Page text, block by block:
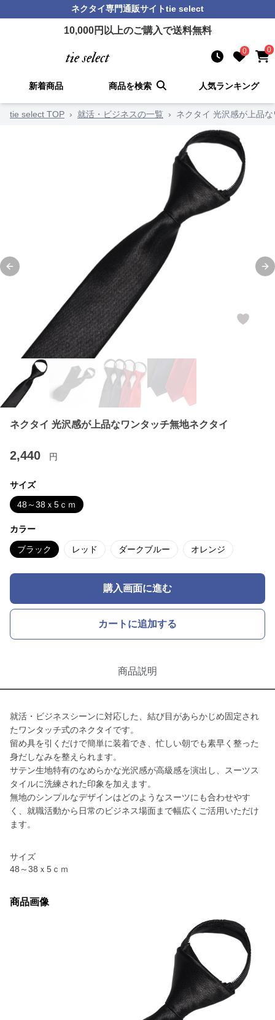
ネクタイ専門通販サイトtie select
10,000円以上のご購入で送料無料
0 0
新着商品 商品を検索 人気ランキング
tie select TOP › 就活・ビジネスの一覧 › ネクタイ 光沢感が上品
Previous slide
ネクタイ 光沢感が上品なワンタッチ無地ネクタイ
2,440 円
サイズ
48～38ｘ5ｃｍ
カラー
ブラック レッド ダークブルー オレンジ
購入画面に進む
カートに追加する
商品説明
就活・ビジネスシーンに対応した、結び目があらかじめ固定され
たワンタッチ式のネクタイです。
留め具を引くだけで簡単に装着でき、忙しい朝でも素早く整った
身だしなみを整えられます。
サテン生地特有のなめらかな光沢感が高級感を演出し、スーツス
タイルに洗練された印象を加えます。
無地のシンプルなデザインはどのようなスーツにも合わせやす
く、就職活動から日常のビジネス場面まで幅広くご活用いただけ
ます。
サイズ
48～38ｘ5ｃｍ
商品画像